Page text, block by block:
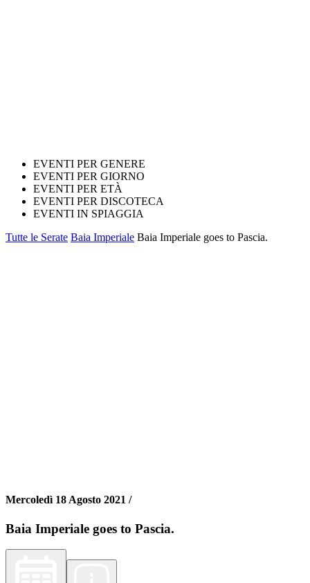
EVENTI PER GENERE
EVENTI PER GIORNO
EVENTI PER ETÀ
EVENTI PER DISCOTECA
EVENTI IN SPIAGGIA
Tutte le Serate Baia Imperiale Baia Imperiale goes to Pascia.
Mercoledì 18 Agosto 2021 /
Baia Imperiale goes to Pascia.